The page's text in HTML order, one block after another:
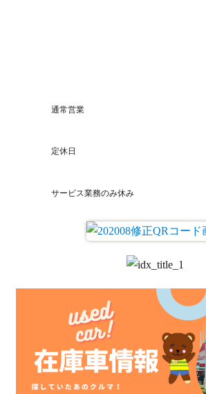
通常営業
定休日
サービス業務のみ休み